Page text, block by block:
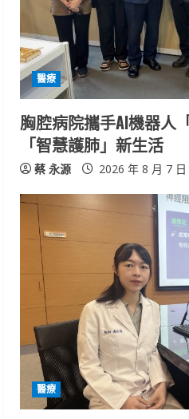
醫療
胸腔病院攜手AI機器人
「智慧護肺」新生活
蔡 永源 2026 年 8 月 7 日
醫療